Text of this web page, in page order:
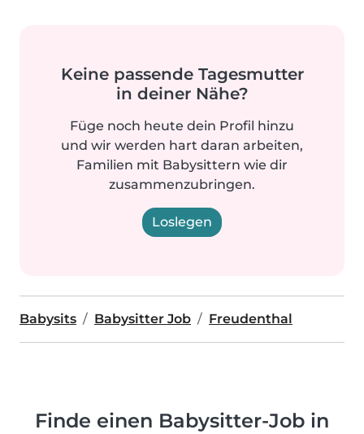
Keine passende Tagesmutter
in deiner Nähe?
Füge noch heute dein Profil hinzu
und wir werden hart daran arbeiten,
Familien mit Babysittern wie dir
zusammenzubringen.
Loslegen
Babysits Babysitter Job Freudenthal
Finde einen Babysitter-Job in